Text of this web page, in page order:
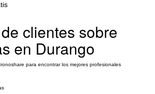
clientes sobre
en Durango
para encontrar los mejores profesionales